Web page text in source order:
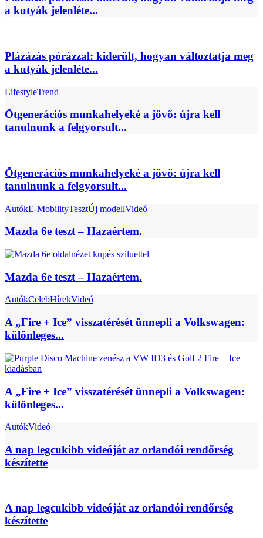
a kutyák jelenléte...
Plázázás pórázzal: kiderült, hogyan változtatja meg
a kutyák jelenléte...
LifestyleTrend
Ötgenerációs munkahelyeké a jövő: újra kell
tanulnunk a felgyorsult...
Ötgenerációs munkahelyeké a jövő: újra kell
tanulnunk a felgyorsult...
AutókE-MobilityTesztÚj modellVideó
Mazda 6e teszt – Hazaértem.
Mazda 6e teszt – Hazaértem.
AutókCelebHírekVideó
A „Fire + Ice” visszatérését ünnepli a Volkswagen:
különleges...
A „Fire + Ice” visszatérését ünnepli a Volkswagen:
különleges...
AutókVideó
A nap legcukibb videóját az orlandói rendőrség
készítette
A nap legcukibb videóját az orlandói rendőrség
készítette